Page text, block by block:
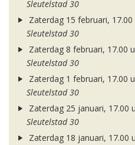
Sleutelstad 30
Zaterdag 15 februari, 17.00
Sleutelstad 30
Zaterdag 8 februari, 17.00
Sleutelstad 30
Zaterdag 1 februari, 17.00
Sleutelstad 30
Zaterdag 25 januari, 17.00
Sleutelstad 30
Zaterdag 18 januari, 17.00